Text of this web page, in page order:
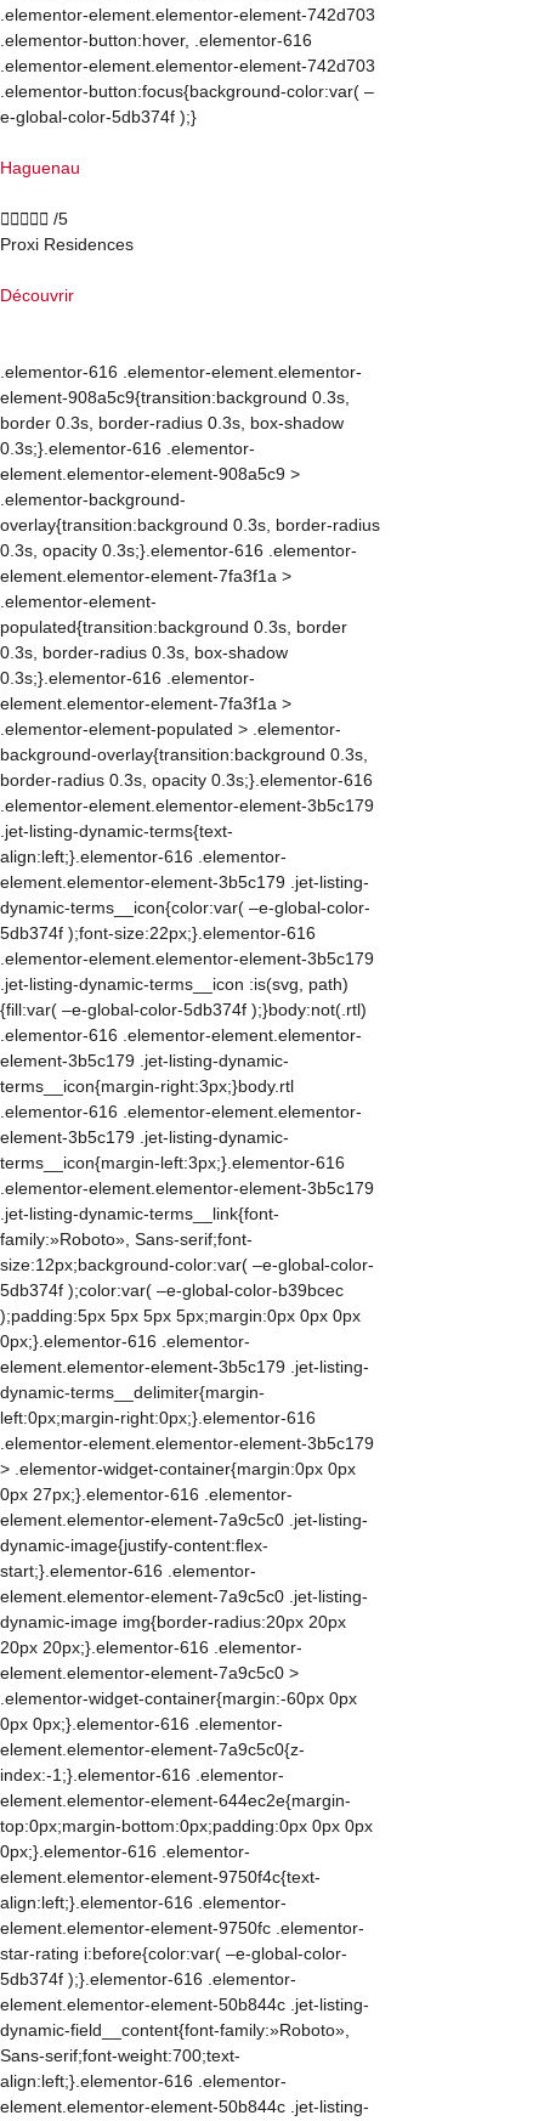
.elementor-element.elementor-element-742d703
.elementor-button:hover, .elementor-616
.elementor-element.elementor-element-742d703
.elementor-button:focus{background-color:var( –
e-global-color-5db374f );}
Haguenau
 /5
Proxi Residences
Découvrir
.elementor-616 .elementor-element.elementor-
element-908a5c9{transition:background 0.3s,
border 0.3s, border-radius 0.3s, box-shadow
0.3s;}.elementor-616 .elementor-
element.elementor-element-908a5c9 >
.elementor-background-
overlay{transition:background 0.3s, border-radius
0.3s, opacity 0.3s;}.elementor-616 .elementor-
element.elementor-element-7fa3f1a >
.elementor-element-
populated{transition:background 0.3s, border
0.3s, border-radius 0.3s, box-shadow
0.3s;}.elementor-616 .elementor-
element.elementor-element-7fa3f1a >
.elementor-element-populated > .elementor-
background-overlay{transition:background 0.3s,
border-radius 0.3s, opacity 0.3s;}.elementor-616
.elementor-element.elementor-element-3b5c179
.jet-listing-dynamic-terms{text-
align:left;}.elementor-616 .elementor-
element.elementor-element-3b5c179 .jet-listing-
dynamic-terms__icon{color:var( –e-global-color-
5db374f );font-size:22px;}.elementor-616
.elementor-element.elementor-element-3b5c179
.jet-listing-dynamic-terms__icon :is(svg, path)
{fill:var( –e-global-color-5db374f );}body:not(.rtl)
.elementor-616 .elementor-element.elementor-
element-3b5c179 .jet-listing-dynamic-
terms__icon{margin-right:3px;}body.rtl
.elementor-616 .elementor-element.elementor-
element-3b5c179 .jet-listing-dynamic-
terms__icon{margin-left:3px;}.elementor-616
.elementor-element.elementor-element-3b5c179
.jet-listing-dynamic-terms__link{font-
family:»Roboto», Sans-serif;font-
size:12px;background-color:var( –e-global-color-
5db374f );color:var( –e-global-color-b39bcec
);padding:5px 5px 5px 5px;margin:0px 0px 0px
0px;}.elementor-616 .elementor-
element.elementor-element-3b5c179 .jet-listing-
dynamic-terms__delimiter{margin-
left:0px;margin-right:0px;}.elementor-616
.elementor-element.elementor-element-3b5c179
> .elementor-widget-container{margin:0px 0px
0px 27px;}.elementor-616 .elementor-
element.elementor-element-7a9c5c0 .jet-listing-
dynamic-image{justify-content:flex-
start;}.elementor-616 .elementor-
element.elementor-element-7a9c5c0 .jet-listing-
dynamic-image img{border-radius:20px 20px
20px 20px;}.elementor-616 .elementor-
element.elementor-element-7a9c5c0 >
.elementor-widget-container{margin:-60px 0px
0px 0px;}.elementor-616 .elementor-
element.elementor-element-7a9c5c0{z-
index:-1;}.elementor-616 .elementor-
element.elementor-element-644ec2e{margin-
top:0px;margin-bottom:0px;padding:0px 0px 0px
0px;}.elementor-616 .elementor-
element.elementor-element-9750f4c{text-
align:left;}.elementor-616 .elementor-
element.elementor-element-9750fc .elementor-
star-rating i:before{color:var( –e-global-color-
5db374f );}.elementor-616 .elementor-
element.elementor-element-50b844c .jet-listing-
dynamic-field__content{font-family:»Roboto»,
Sans-serif;font-weight:700;text-
align:left;}.elementor-616 .elementor-
element.elementor-element-50b844c .jet-listing-